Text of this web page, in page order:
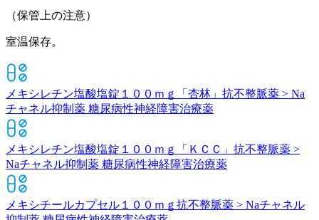
（保管上の注意）
室温保存。
メキシレチン塩酸塩錠１００ｍｇ「杏林」 抗不整脈薬 > Na
チャネル抑制薬 糖尿病性神経障害治療薬
メキシレチン塩酸塩錠１００ｍｇ「ＫＣＣ」 抗不整脈薬 >
Naチャネル抑制薬 糖尿病性神経障害治療薬
メキシチールカプセル１００ｍｇ 抗不整脈薬 > Naチャネル